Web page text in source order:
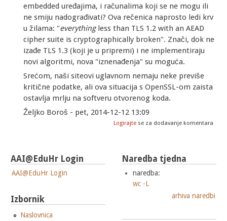
embedded uređajima, i računalima koji se ne mogu ili
ne smiju nadograđivati? Ova rečenica naprosto ledi krv
u žilama: "everythingless than TLS 1.2 with an AEAD
cipher suite is cryptographically broken". Znači, dok ne
izađe TLS 1.3 (koji je u pripremi) i ne implementiraju
novi algoritmi, nova "iznenađenja" su moguća.
Srećom, naši siteovi uglavnom nemaju neke previše
kritične podatke, ali ova situacija s OpenSSL-om zaista
ostavlja mrlju na softveru otvorenog koda.
Željko Boroš - pet, 2014-12-12 13:09
Logirajte se za dodavanje komentara
AAI@EduHr Login
AAI@EduHr Login
Izbornik
Naslovnica
Naredba tjedna
naredba:
wc -L
arhiva naredbi